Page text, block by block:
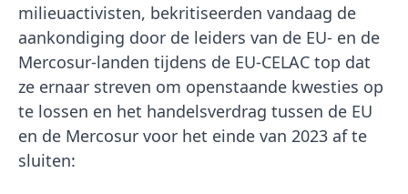
milieuactivisten, bekritiseerden vandaag de
aankondiging door de leiders van de EU- en de
Mercosur-landen tijdens de EU-CELAC top dat
ze ernaar streven om openstaande kwesties op
te lossen en het handelsverdrag tussen de EU
en de Mercosur voor het einde van 2023 af te
sluiten: